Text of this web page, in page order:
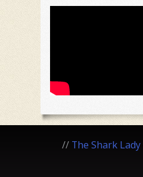
The Shark Lady
//